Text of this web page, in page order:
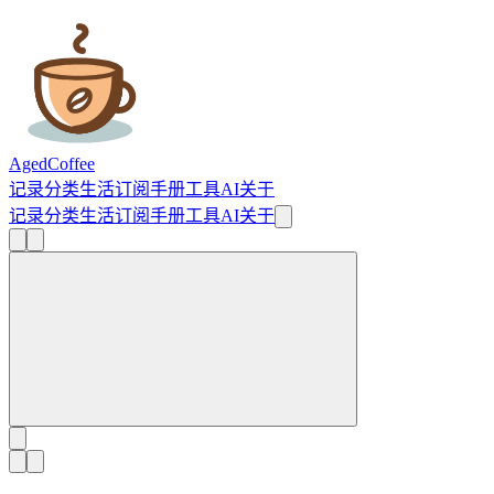
AgedCoffee
记录分类生活订阅手册工具AI关于
记录分类生活订阅手册工具AI关于